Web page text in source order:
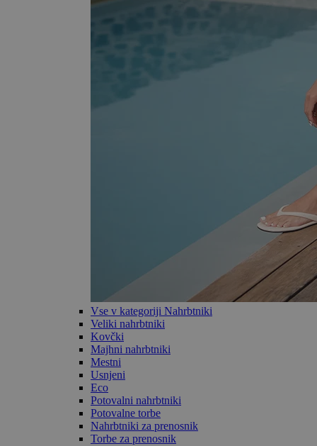
Vse v kategoriji Nahrbtniki
Veliki nahrbtniki
Kovčki
Majhni nahrbtniki
Mestni
Usnjeni
Eco
Potovalni nahrbtniki
Potovalne torbe
Nahrbtniki za prenosnik
Torbe za prenosnik